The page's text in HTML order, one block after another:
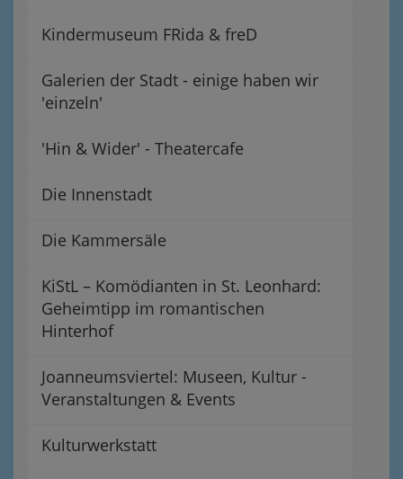
Kindermuseum FRida & freD
Galerien der Stadt - einige haben wir
'einzeln'
'Hin & Wider' - Theatercafe
Die Innenstadt
Die Kammersäle
KiStL – Komödianten in St. Leonhard:
Geheimtipp im romantischen
Hinterhof
Joanneumsviertel: Museen, Kultur -
Veranstaltungen & Events
Kulturwerkstatt